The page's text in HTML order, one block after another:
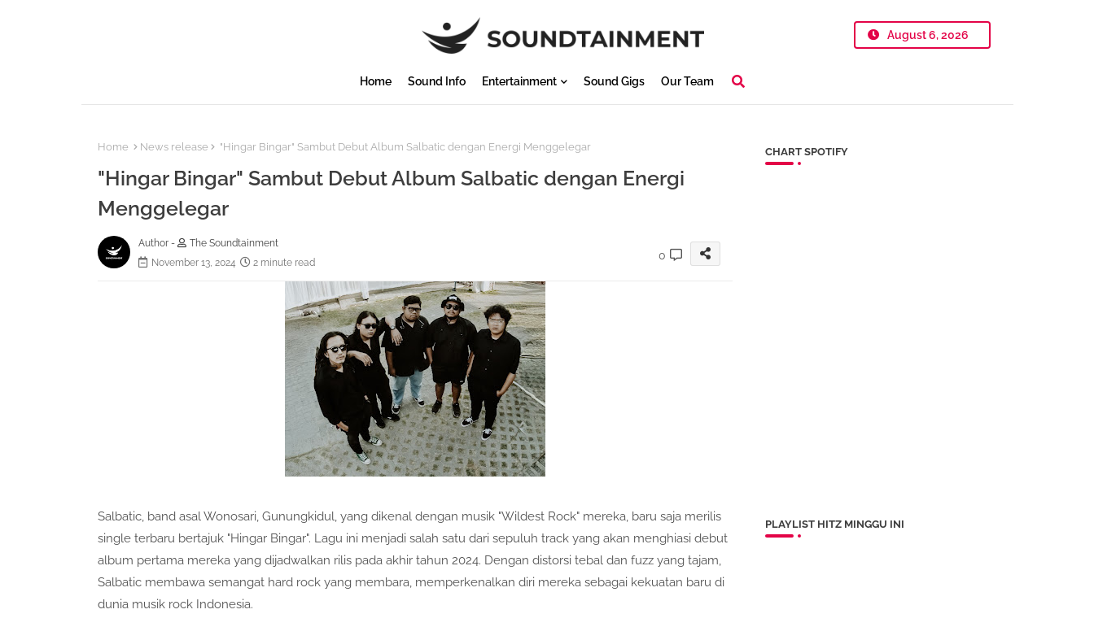
August 6, 2026
Home Sound Info Entertainment Sound Gigs Our Team
Home News release "Hingar Bingar" Sambut Debut Album Salbatic dengan Energi Menggelegar
"Hingar Bingar" Sambut Debut Album Salbatic dengan Energi
Menggelegar
Author -
The Soundtainment
November 13, 2024
2 minute read
0
Salbatic, band asal Wonosari, Gunungkidul, yang dikenal dengan musik "Wildest Rock" mereka, baru saja merilis
single terbaru bertajuk "Hingar Bingar". Lagu ini menjadi salah satu dari sepuluh track yang akan menghiasi debut
album pertama mereka yang dijadwalkan rilis pada akhir tahun 2024. Dengan distorsi tebal dan fuzz yang tajam,
Salbatic membawa semangat hard rock yang membara, memperkenalkan diri mereka sebagai kekuatan baru di
dunia musik rock Indonesia.
CHART SPOTIFY
PLAYLIST HITZ MINGGU INI